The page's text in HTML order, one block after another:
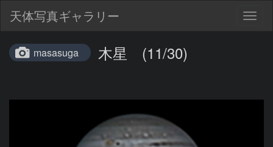
天体写真ギャラリー
masasuga 木星 (11/30)